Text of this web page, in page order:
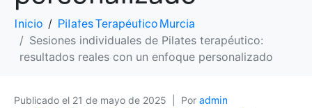
Inicio
Pilates Terapéutico Murcia
Sesiones individuales de Pilates terapéutico:
resultados reales con un enfoque personalizado
Publicado el 21 de mayo de 2025 Por admin